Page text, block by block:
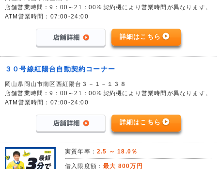
店舗営業時間：9：00～21：00※契約機により営業時間が異なります。
ATM営業時間：07:00-24:00
詳細はこちら
３０号線紅陽台自動契約コーナー
岡山県岡山市南区西紅陽台３－１－１３８
店舗営業時間：9：00～21：00※契約機により営業時間が異なります。
ATM営業時間：07:00-24:00
詳細はこちら
実質年率： 2.5 ～ 18.0％
借入限度額：最大 800万円